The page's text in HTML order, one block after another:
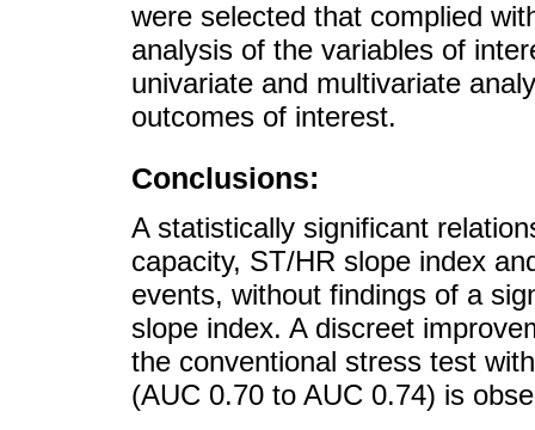
were selected that complied
analysis of the variables of
univariate and multivariate
outcomes of interest.
Conclusions:
A statistically significant
capacity, ST/HR slope index
events, without findings of a
slope index. A discreet
the conventional stress test
(AUC 0.70 to AUC 0.74) is